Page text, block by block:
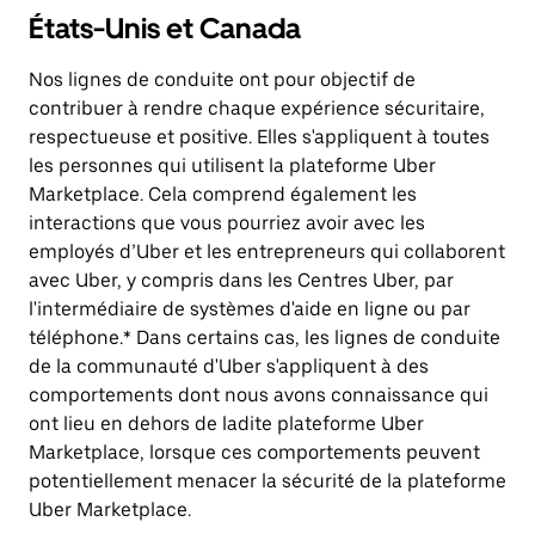
États-Unis et Canada
Nos lignes de conduite ont pour objectif de
contribuer à rendre chaque expérience sécuritaire,
respectueuse et positive. Elles s'appliquent à toutes
les personnes qui utilisent la plateforme Uber
Marketplace. Cela comprend également les
interactions que vous pourriez avoir avec les
employés d’Uber et les entrepreneurs qui collaborent
avec Uber, y compris dans les Centres Uber, par
l'intermédiaire de systèmes d'aide en ligne ou par
téléphone.* Dans certains cas, les lignes de conduite
de la communauté d'Uber s'appliquent à des
comportements dont nous avons connaissance qui
ont lieu en dehors de ladite plateforme Uber
Marketplace, lorsque ces comportements peuvent
potentiellement menacer la sécurité de la plateforme
Uber Marketplace.